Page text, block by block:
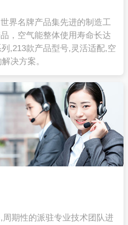
界名牌产品集先进的制造工
，空气能整体使用寿命长达
,213款产品型号,灵活适配,空
决方案。
期性的派驻专业技术团队进